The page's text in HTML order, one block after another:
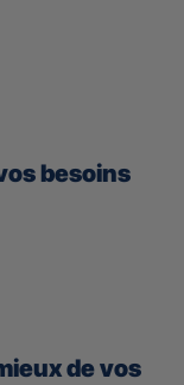
besoins
de vos